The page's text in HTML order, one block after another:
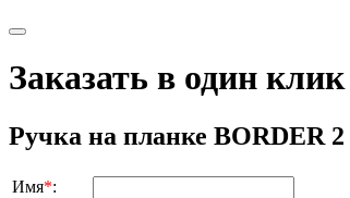
Заказать в один клик
Ручка на планке BORDER
Имя*: